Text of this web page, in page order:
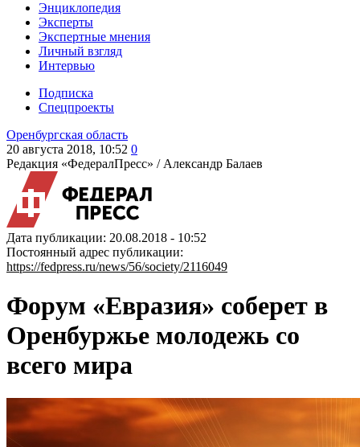
Энциклопедия
Эксперты
Экспертные мнения
Личный взгляд
Интервью
Подписка
Спецпроекты
Оренбургская область
20 августа 2018, 10:52 0
Редакция «ФедералПресс» / Александр Балаев
Дата публикации: 20.08.2018 - 10:52
Постоянный адрес публикации:
https://fedpress.ru/news/56/society/2116049
Форум «Евразия» соберет в
Оренбуржье молодежь со
всего мира